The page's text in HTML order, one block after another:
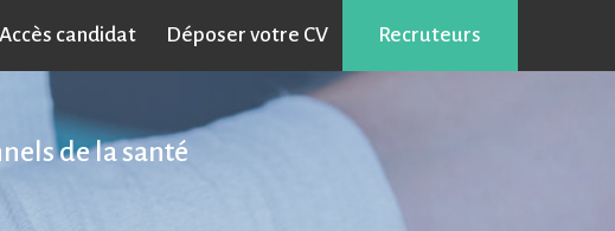
Accès candidat Déposer votre CV Recruteurs
de la santé